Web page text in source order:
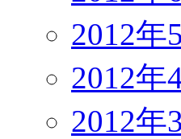
2012年
2012年
2012年